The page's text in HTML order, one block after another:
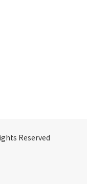
Reserved